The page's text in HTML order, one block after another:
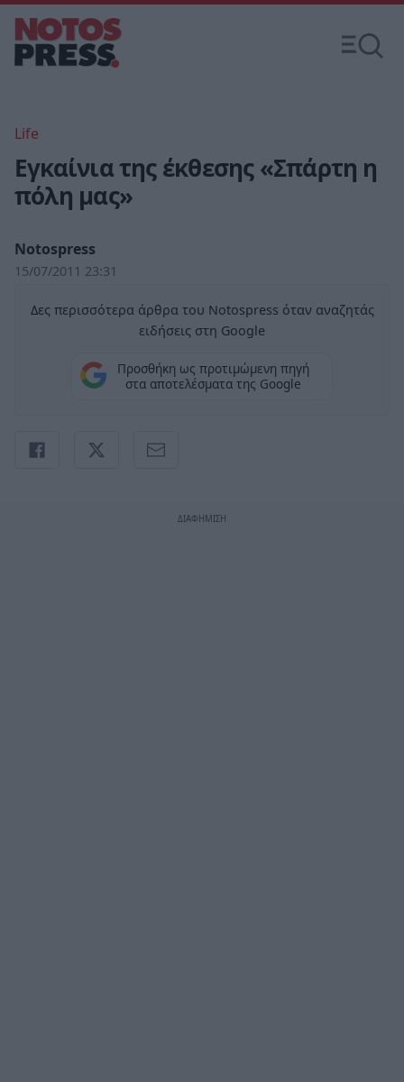
Life
Εγκαίνια της έκθεσης «Σπάρτη η
πόλη μας»
Notospress
15/07/2011 23:31
Δες περισσότερα άρθρα του Notospress όταν αναζητάς
ειδήσεις στη Google
Προσθήκη ως προτιμώμενη πηγή
στα αποτελέσματα της Google